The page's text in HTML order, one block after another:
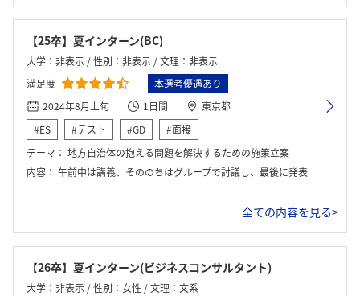
【25卒】夏インターン(BC)
大学：非表示 / 性別：非表示 / 文理：非表示
満足度
本選考優遇あり
2024年8月上旬
1日間
東京都
#ES
#テスト #GD
#面接
テーマ： 地方自治体の抱える問題を解決するための施策立案
内容： 午前中は講義、そののちはグループで討議し、最後に発表
全ての内容を見る>
【26卒】夏インターン(ビジネスコンサルタント)
大学：非表示 / 性別：女性 / 文理：文系